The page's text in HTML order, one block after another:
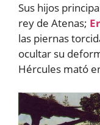
Sus hijos
rey de Atenas;
las piernas
ocultar su
Hércules mató